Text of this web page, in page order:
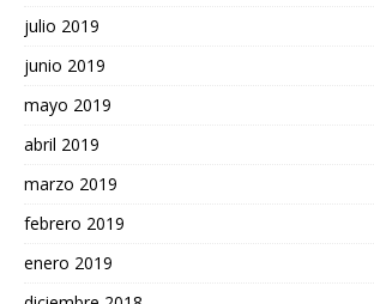
julio 2019
junio 2019
mayo 2019
abril 2019
marzo 2019
febrero 2019
enero 2019